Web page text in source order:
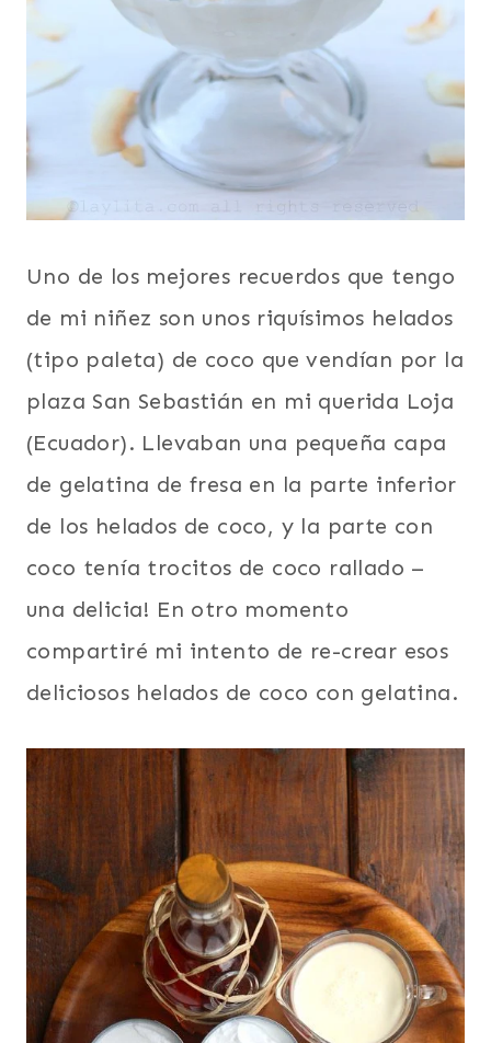
Uno de los mejores recuerdos que tengo
de mi niñez son unos riquísimos helados
(tipo paleta) de coco que vendían por la
plaza San Sebastián en mi querida Loja
(Ecuador). Llevaban una pequeña capa
de gelatina de fresa en la parte inferior
de los helados de coco, y la parte con
coco tenía trocitos de coco rallado –
una delicia! En otro momento
compartiré mi intento de re-crear esos
deliciosos helados de coco con gelatina.